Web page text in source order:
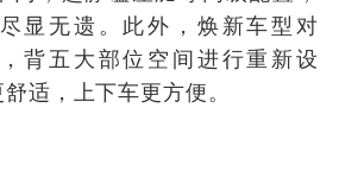
显无遗。此外，焕新车型对
背五大部位空间进行重新设
适，上下车更方便。